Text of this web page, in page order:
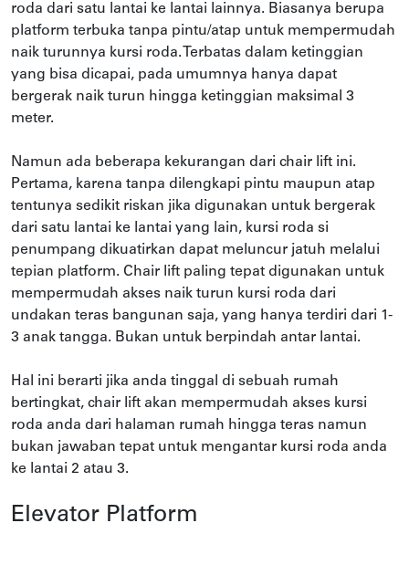
roda dari satu lantai ke lantai lainnya. Biasanya berupa
platform terbuka tanpa pintu/atap untuk mempermudah
naik turunnya kursi roda. Terbatas dalam ketinggian
yang bisa dicapai, pada umumnya hanya dapat
bergerak naik turun hingga ketinggian maksimal 3
meter.
Namun ada beberapa kekurangan dari chair lift ini.
Pertama, karena tanpa dilengkapi pintu maupun atap
tentunya sedikit riskan jika digunakan untuk bergerak
dari satu lantai ke lantai yang lain, kursi roda si
penumpang dikuatirkan dapat meluncur jatuh melalui
tepian platform. Chair lift paling tepat digunakan untuk
mempermudah akses naik turun kursi roda dari
undakan teras bangunan saja, yang hanya terdiri dari 1-
3 anak tangga. Bukan untuk berpindah antar lantai.
Hal ini berarti jika anda tinggal di sebuah rumah
bertingkat, chair lift akan mempermudah akses kursi
roda anda dari halaman rumah hingga teras namun
bukan jawaban tepat untuk mengantar kursi roda anda
ke lantai 2 atau 3.
Elevator Platform